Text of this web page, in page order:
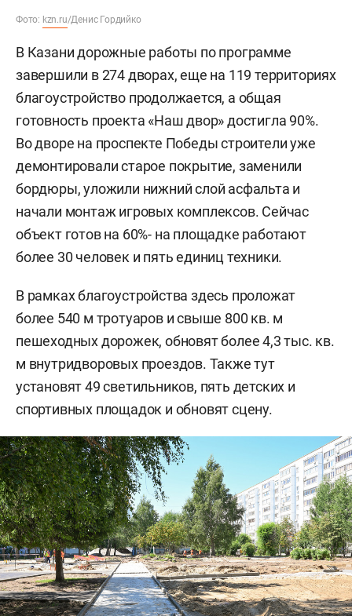
Фото: kzn.ru/Денис Гордийко
В Казани дорожные работы по программе
завершили в 274 дворах, еще на 119 территориях
благоустройство продолжается, а общая
готовность проекта «Наш двор» достигла 90%.
Во дворе на проспекте Победы строители уже
демонтировали старое покрытие, заменили
бордюры, уложили нижний слой асфальта и
начали монтаж игровых комплексов. Сейчас
объект готов на 60%- на площадке работают
более 30 человек и пять единиц техники.
В рамках благоустройства здесь проложат
более 540 м тротуаров и свыше 800 кв. м
пешеходных дорожек, обновят более 4,3 тыс. кв.
м внутридворовых проездов. Также тут
установят 49 светильников, пять детских и
спортивных площадок и обновят сцену.